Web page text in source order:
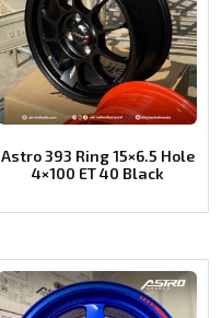
Astro 393 Ring 15×6.5 Hole
4×100 ET 40 Black